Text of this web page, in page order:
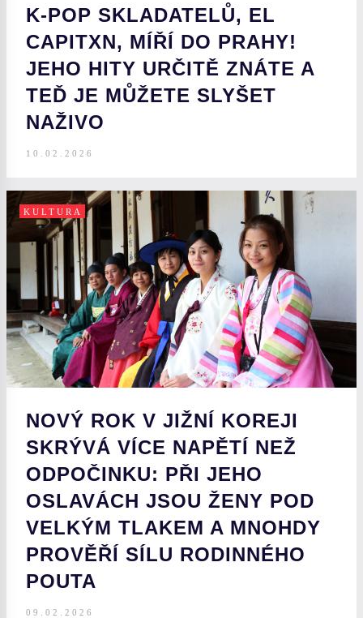
K-POP SKLADATELŮ, EL
CAPITXN, MÍŘÍ DO PRAHY!
JEHO HITY URČITĚ ZNÁTE A
TEĎ JE MŮŽETE SLYŠET
NAŽIVO
10.02.2026
KULTURA
NOVÝ ROK V JIŽNÍ KOREJI
SKRÝVÁ VÍCE NAPĚTÍ NEŽ
ODPOČINKU: PŘI JEHO
OSLAVÁCH JSOU ŽENY POD
VELKÝM TLAKEM A MNOHDY
PROVĚŘÍ SÍLU RODINNÉHO
POUTA
09.02.2026